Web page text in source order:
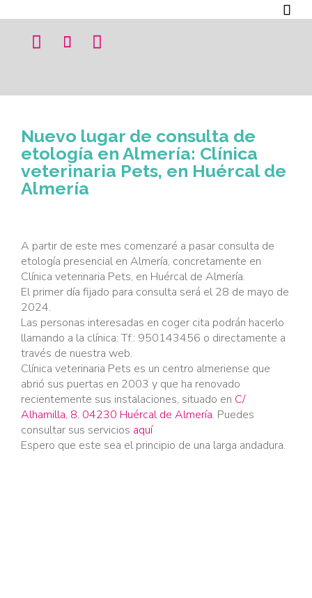

  
Nuevo lugar de consulta de
etología en Almería: Clínica
veterinaria Pets, en Huércal de
Almería
A partir de este mes comenzaré a pasar consulta de
etología presencial en Almería, concretamente en
Clínica veterinaria Pets, en Huércal de Almería.
El primer día fijado para consulta será el 28 de mayo de
2024.
Las personas interesadas en coger cita podrán hacerlo
llamando a la clínica: Tf.: 950143456 o directamente a
través de nuestra web.
Clínica veterinaria Pets es un centro almeriense que
abrió sus puertas en 2003 y que ha renovado
recientemente sus instalaciones, situado en C/
Alhamilla, 8. 04230 Huércal de Almería. Puedes
consultar sus servicios aquí
Espero que este sea el principio de una larga andadura.